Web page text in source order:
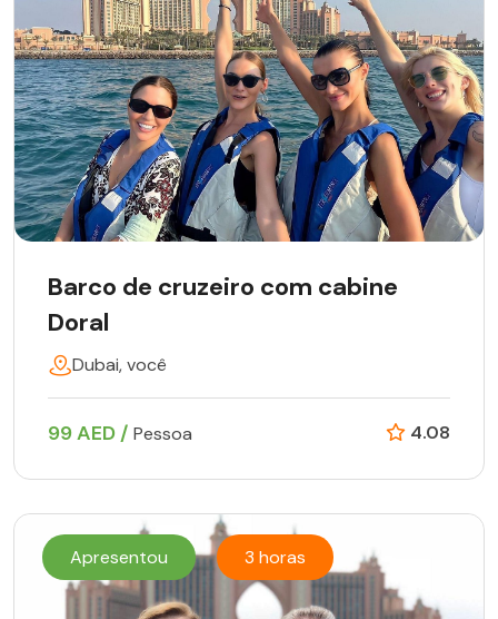
Barco de cruzeiro com cabine
Doral
Dubai, você
99 AED / Pessoa 4.08
Apresentou 3 horas